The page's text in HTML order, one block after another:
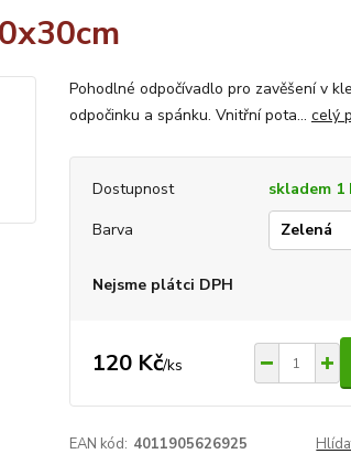
Pohodlné odpočívadlo pro zavěšení v
odpočinku a spánku. Vnitřní pota... celý
Dostupnost
skladem 1
Barva
Nejsme plátci DPH
120 Kč/ks
EAN kód: 4011905626925